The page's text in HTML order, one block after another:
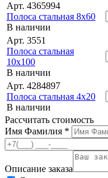
Арт. 4365994
Полоса стальная 8х60
В наличии
Арт. 3551
Полоса стальная
10х100
В наличии
Арт. 4284897
Полоса стальная 4х20
В наличии
Рассчитать стоимость
Имя Фамилия *
Описание заказа